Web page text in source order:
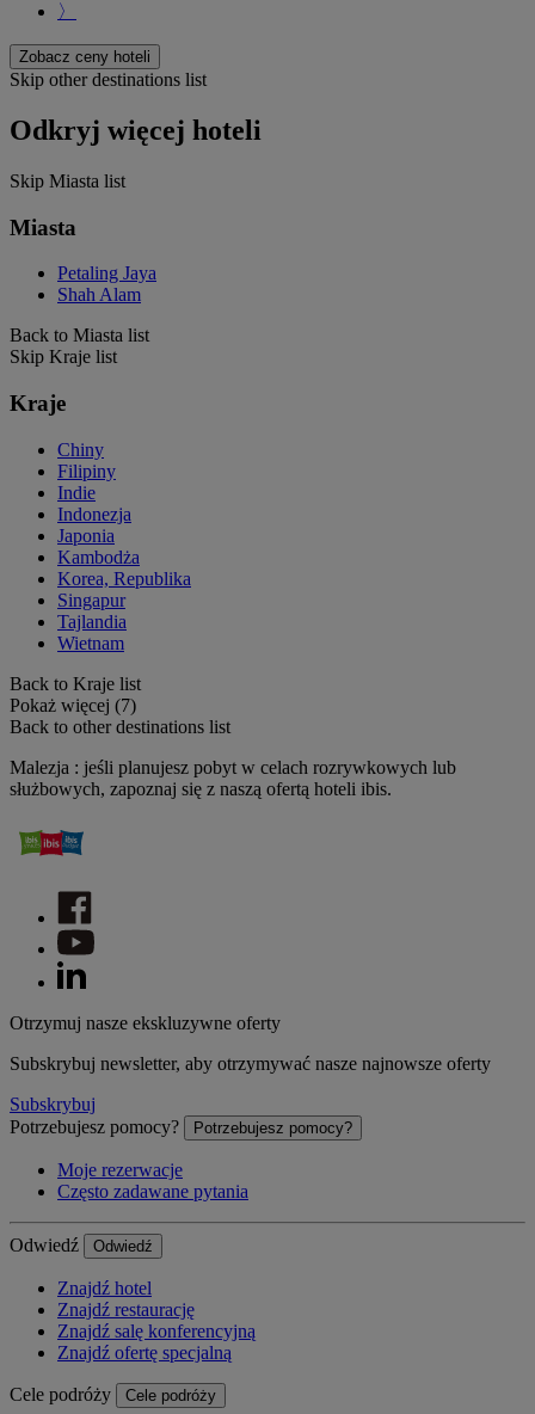
〉
Zobacz ceny hoteli
Skip other destinations list
Odkryj więcej hoteli
Skip Miasta list
Miasta
Petaling Jaya
Shah Alam
Back to Miasta list
Skip Kraje list
Kraje
Chiny
Filipiny
Indie
Indonezja
Japonia
Kambodża
Korea, Republika
Singapur
Tajlandia
Wietnam
Back to Kraje list
Pokaż więcej (7)
Back to other destinations list
Malezja : jeśli planujesz pobyt w celach rozrywkowych lub
służbowych, zapoznaj się z naszą ofertą hoteli ibis.
Otrzymuj nasze ekskluzywne oferty
Subskrybuj newsletter, aby otrzymywać nasze najnowsze oferty
Subskrybuj
Potrzebujesz pomocy?
Potrzebujesz pomocy?
Moje rezerwacje
Często zadawane pytania
Odwiedź Odwiedź
Znajdź hotel
Znajdź restaurację
Znajdź salę konferencyjną
Znajdź ofertę specjalną
Cele podróży Cele podróży